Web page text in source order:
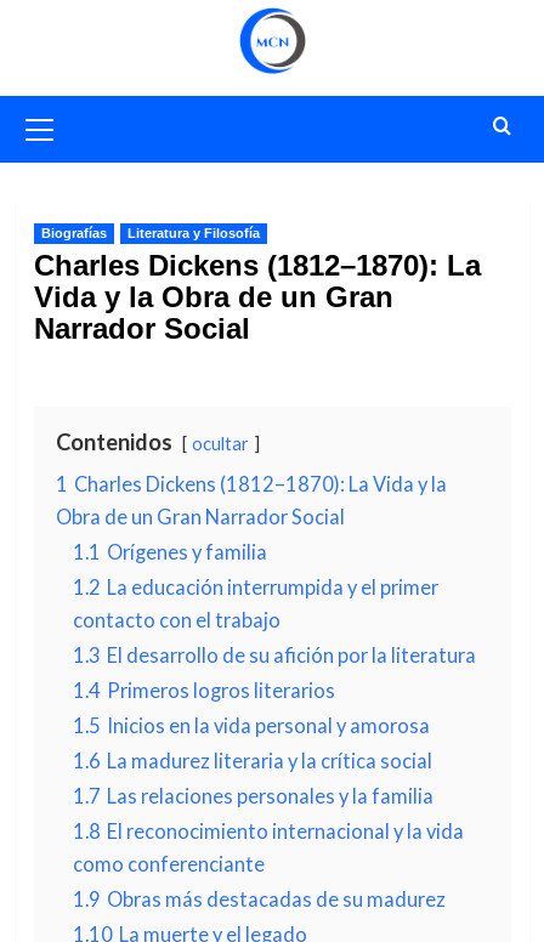
primario
Biografías Literatura y Filosofía
Charles Dickens (1812–1870): La
Vida y la Obra de un Gran
Narrador Social
Contenidos ocultar
1 Charles Dickens (1812–1870): La Vida y la
Obra de un Gran Narrador Social
1.1 Orígenes y familia
1.2 La educación interrumpida y el primer
contacto con el trabajo
1.3 El desarrollo de su afición por la literatura
1.4 Primeros logros literarios
1.5 Inicios en la vida personal y amorosa
1.6 La madurez literaria y la crítica social
1.7 Las relaciones personales y la familia
1.8 El reconocimiento internacional y la vida
como conferenciante
1.9 Obras más destacadas de su madurez
1.10 La muerte y el legado